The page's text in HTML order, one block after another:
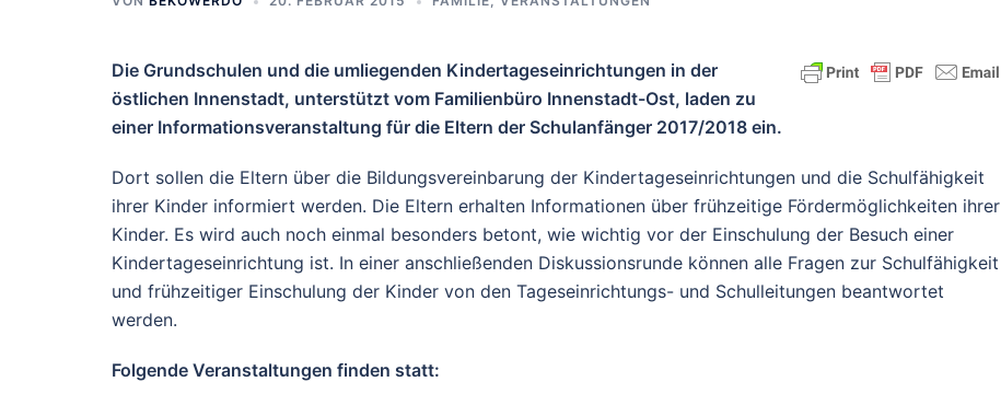
Die Grundschulen und die umliegenden Kindertageseinrichtungen in der
östlichen Innenstadt, unterstützt vom Familienbüro Innenstadt-Ost, laden zu
einer Informationsveranstaltung für die Eltern der Schulanfänger 2017/2018 ein.
Dort sollen die Eltern über die Bildungsvereinbarung der Kindertageseinrichtungen und die Schulfähigkeit
ihrer Kinder informiert werden. Die Eltern erhalten Informationen über frühzeitige Fördermöglichkeiten ihrer
Kinder. Es wird auch noch einmal besonders betont, wie wichtig vor der Einschulung der Besuch einer
Kindertageseinrichtung ist. In einer anschließenden Diskussionsrunde können alle Fragen zur Schulfähigkeit
und frühzeitiger Einschulung der Kinder von den Tageseinrichtungs- und Schulleitungen beantwortet
werden.
Folgende Veranstaltungen finden statt: